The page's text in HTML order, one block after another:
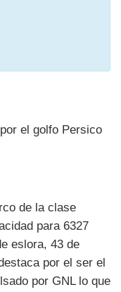
de la clase
para 6327
eslora, 43 de
por el ser el
por GNL lo que